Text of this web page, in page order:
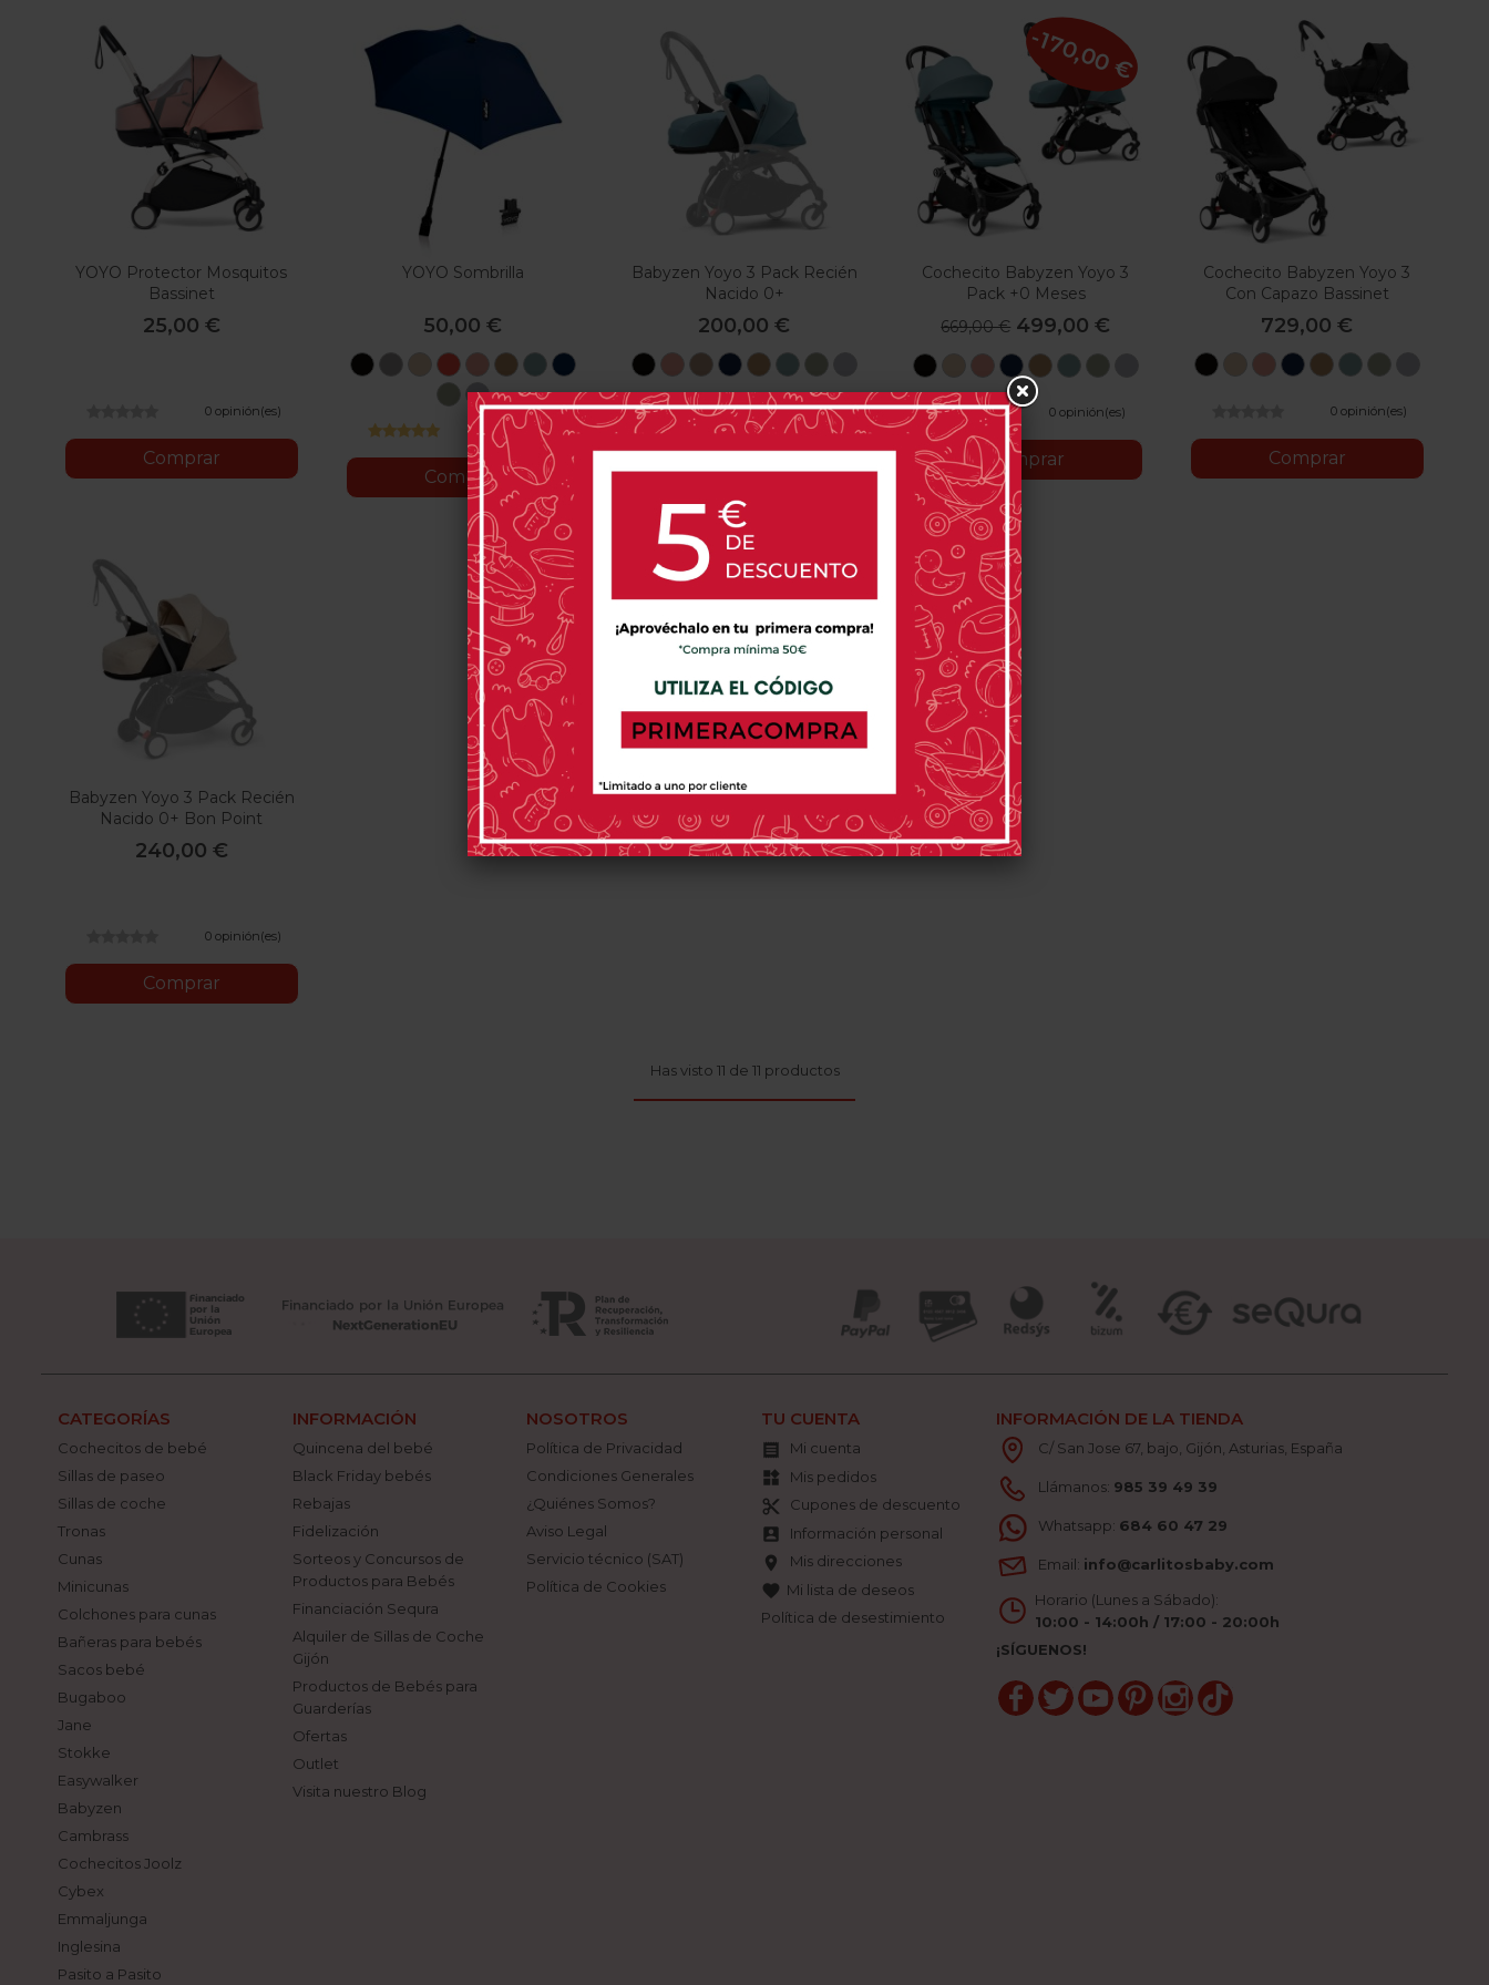
YOYO Protector Mosquitos
Bassinet
25,00 €
0 opinión(es)
Comprar
YOYO Sombrilla
50,00 €
BlackGreyTaupe
RedGingerToffee
AquaAzul
OlivaStone
2 opinión(es)
Comprar
Babyzen Yoyo 3 Pack Recién
Nacido 0+
200,00 €
BlackGingerTaupe
Air
Toffee
AquaOliva
0 opinión(es)
Comprar
Cochecito Babyzen Yoyo 3
Pack +0 Meses
669,00 € 499,00 €
BlackTaupe
Ginger
Air
France
Toffee
AquaOliva
0 opinión(es)
Comprar
-170,00 €
Cochecito Babyzen Yoyo 3
Con Capazo Bassinet
729,00 €
BlackTaupe
Ginger
Air
Toffee
AquaOliva
0 opinión(es)
Comprar
Babyzen Yoyo 3 Pack Recién
Nacido 0+ Bon Point
240,00 €
0 opinión(es)
Comprar
Has visto 11 de 11 productos
CATEGORÍAS
Cochecitos de bebé
Sillas de paseo
Sillas de coche
Tronas
Cunas
Minicunas
Colchones para cunas
Bañeras para bebés
Sacos bebé
Bugaboo
Jane
Stokke
Easywalker
Babyzen
Cambrass
Cochecitos Joolz
Cybex
Emmaljunga
Inglesina
Pasito a Pasito
INFORMACIÓN
Quincena del bebé
Black Friday bebés
Rebajas
Fidelización
Sorteos y Concursos de
Productos para Bebés
Financiación Sequra
Alquiler de Sillas de Coche
Gijón
Productos de Bebés para
Guarderías
Ofertas
Outlet
Visita nuestro Blog
NOSOTROS
Política de Privacidad
Condiciones Generales
¿Quiénes Somos?
Aviso Legal
Servicio técnico (SAT)
Política de Cookies
TU CUENTA
 Mi cuenta
widgets Mis pedidos
content_cut Cupones de descuento
account_box Información personal
location_on Mis direcciones
favorite Mi lista de deseos
Política de desestimiento
INFORMACIÓN DE LA TIENDA
C/ San Jose 67, bajo, Gijón, Asturias, España
Llámanos: 985 39 49 39
Whatsapp: 684 60 47 29
Email: info@carlitosbaby.com
Horario (Lunes a Sábado):
10:00 - 14:00h / 17:00 - 20:00h
¡SÍGUENOS!
Facebook
TwitterYouTubePinterestInstagram
TikTok